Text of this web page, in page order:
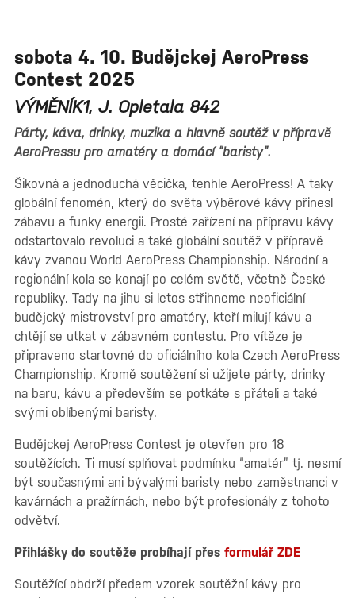
sobota 4. 10. Budějckej AeroPress
Contest 2025
VÝMĚNÍK1, J. Opletala 842
Párty, káva, drinky, muzika a hlavně soutěž v přípravě
AeroPressu pro amatéry a domácí “baristy”.
Šikovná a jednoduchá věcička, tenhle AeroPress! A taky
globální fenomén, který do světa výběrové kávy přinesl
zábavu a funky energii. Prosté zařízení na přípravu kávy
odstartovalo revoluci a také globální soutěž v přípravě
kávy zvanou World AeroPress Championship. Národní a
regionální kola se konají po celém světě, včetně České
republiky. Tady na jihu si letos střihneme neoficiální
budějcký mistrovství pro amatéry, kteří milují kávu a
chtějí se utkat v zábavném contestu. Pro vítěze je
připraveno startovné do oficiálního kola Czech AeroPress
Championship. Kromě soutěžení si užijete párty, drinky
na baru, kávu a především se potkáte s přáteli a také
svými oblíbenými baristy.
Budějckej AeroPress Contest je otevřen pro 18
soutěžících. Ti musí splňovat podmínku “amatér” tj. nesmí
být současnými ani bývalými baristy nebo zaměstnanci v
kavárnách a pražírnách, nebo být profesionály z tohoto
odvětví.
Přihlášky do soutěže probíhají přes formulář ZDE
Soutěžící obdrží předem vzorek soutěžní kávy pro